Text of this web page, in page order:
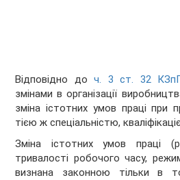
Відповідно доч. 3 ст. 32 КЗпП
змінами в організації
зміна істотних умов праці при
тією ж спеціальністю,
Зміна істотних умов праці
тривалості робочого часу,
визнана законною тільки в